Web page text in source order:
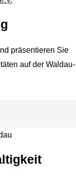
präsentieren Sie
auf der Waldau-